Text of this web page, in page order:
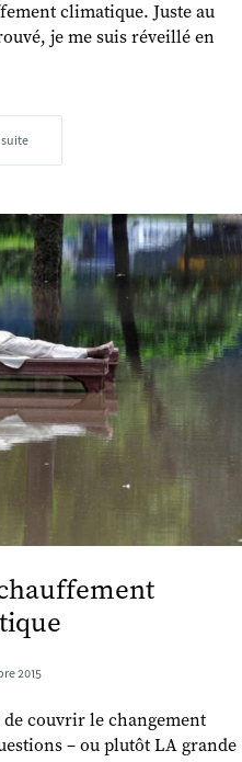
climatique. Juste au
je me suis réveillé en
suite
2015
couvrir le changement
– ou plutôt LA grande